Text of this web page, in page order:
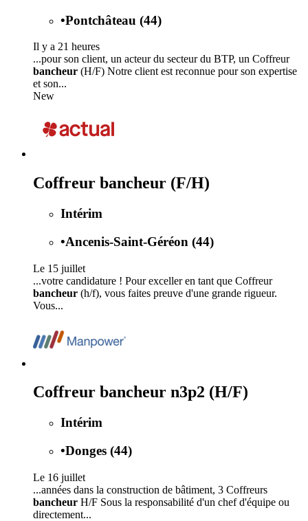
•Pontchâteau (44)
Il y a 21 heures
...pour son client, un acteur du secteur du BTP, un Coffreur
bancheur (H/F) Notre client est reconnue pour son expertise
et son...
New
Coffreur bancheur (F/H)
Intérim
•Ancenis-Saint-Géréon (44)
Le 15 juillet
...votre candidature ! Pour exceller en tant que Coffreur
bancheur (h/f), vous faites preuve d'une grande rigueur.
Vous...
Coffreur bancheur n3p2 (H/F)
Intérim
•Donges (44)
Le 16 juillet
...années dans la construction de bâtiment, 3 Coffreurs
bancheur H/F Sous la responsabilité d'un chef d'équipe ou
directement...